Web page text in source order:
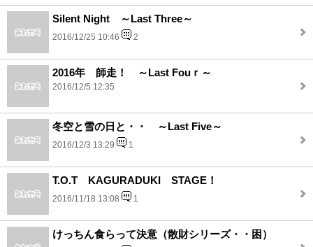
Silent Night ～Last Three～
2016/12/25 10:46 2
2016年 師走！ ～Last Fouｒ～
2016/12/5 12:35
冬空と雪の日と・・ ～Last Five～
2016/12/3 13:29 1
T.O.T KAGURADUKI STAGE！
2016/11/18 13:08 1
けっちん食らって決意（散財シリーズ・・困）